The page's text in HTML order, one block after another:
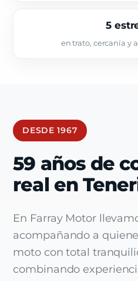
5
en trato, cercanía y
DESDE 1967
59 años de
real en
En Farray Motor
acompañando a
moto con total
combinando